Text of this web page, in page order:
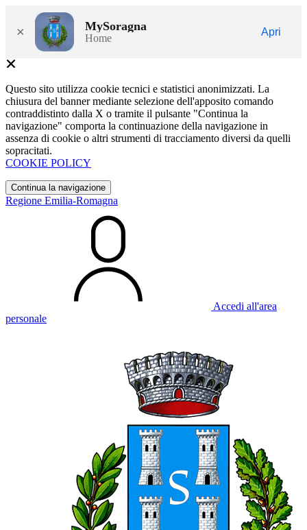
× MySoragna
Home
Apri
Questo sito utilizza cookie tecnici e statistici anonimizzati. La
chiusura del banner mediante selezione dell'apposito comando
contraddistinto dalla X o tramite il pulsante "Continua la
navigazione" comporta la continuazione della navigazione in
assenza di cookie o altri strumenti di tracciamento diversi da quelli
sopracitati.
COOKIE POLICY
Continua la navigazione
Regione Emilia-Romagna
Accedi all'area
personale